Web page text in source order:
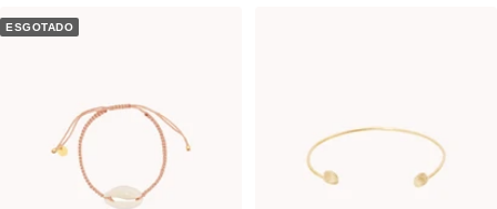
ESGOTADO